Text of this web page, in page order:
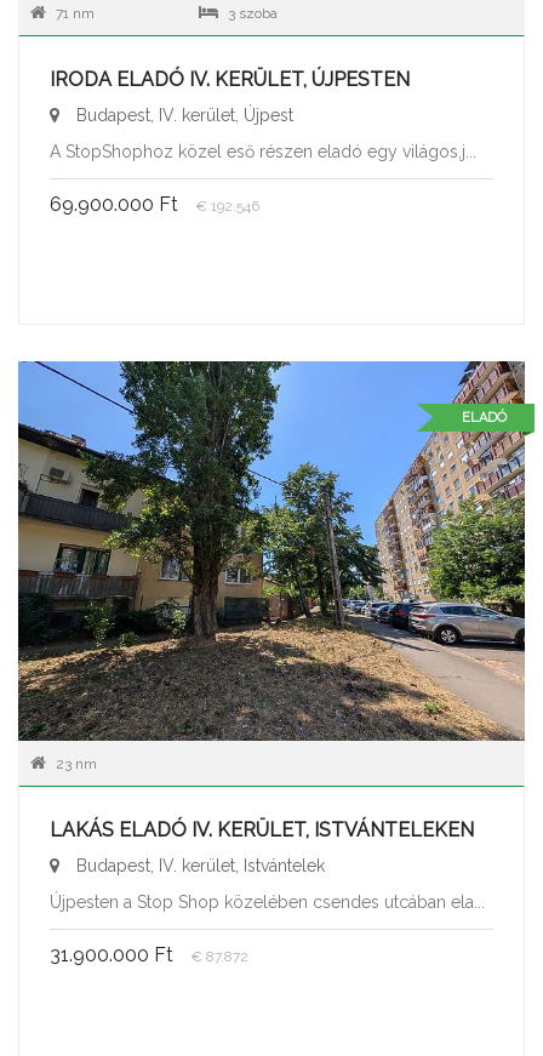
71 nm 3 szoba
IRODA ELADÓ IV. KERÜLET, ÚJPESTEN
Budapest, IV. kerület, Újpest
A StopShophoz közel eső részen eladó egy világos,j...
69.900.000 Ft € 192.546
ELADÓ
23 nm
LAKÁS ELADÓ IV. KERÜLET, ISTVÁNTELEKEN
Budapest, IV. kerület, Istvántelek
Újpesten a Stop Shop közelében csendes utcában ela...
31.900.000 Ft € 87.872